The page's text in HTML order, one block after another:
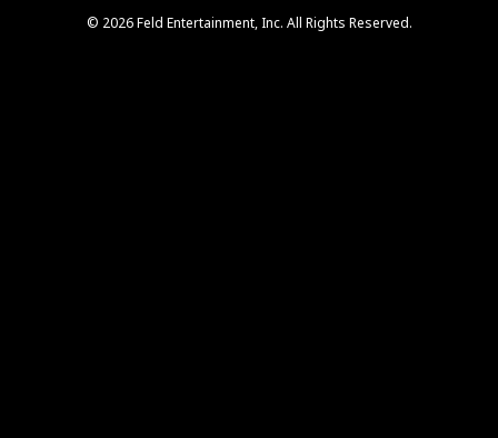
© 2026 Feld Entertainment, Inc. All Rights Reserved.